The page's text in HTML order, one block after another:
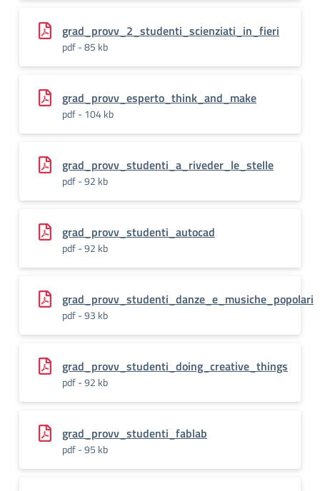
grad_provv_2_studenti_scienziati_in_fieri
pdf - 85 kb
grad_provv_esperto_think_and_make
pdf - 104 kb
grad_provv_studenti_a_riveder_le_stelle
pdf - 92 kb
grad_provv_studenti_autocad
pdf - 92 kb
grad_provv_studenti_danze_e_musiche_popolari
pdf - 93 kb
grad_provv_studenti_doing_creative_things
pdf - 92 kb
grad_provv_studenti_fablab
pdf - 95 kb